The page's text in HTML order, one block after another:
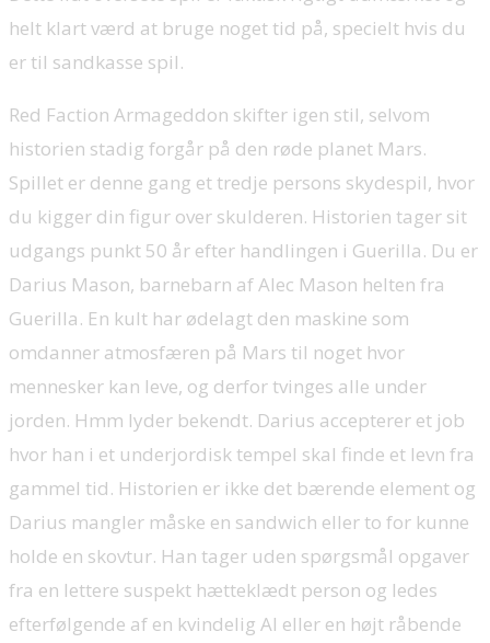
helt klart værd at bruge noget tid på, specielt hvis du
er til sandkasse spil.
Red Faction Armageddon skifter igen stil, selvom
historien stadig forgår på den røde planet Mars.
Spillet er denne gang et tredje persons skydespil, hvor
du kigger din figur over skulderen. Historien tager sit
udgangs punkt 50 år efter handlingen i Guerilla. Du er
Darius Mason, barnebarn af Alec Mason helten fra
Guerilla. En kult har ødelagt den maskine som
omdanner atmosfæren på Mars til noget hvor
mennesker kan leve, og derfor tvinges alle under
jorden. Hmm lyder bekendt. Darius accepterer et job
hvor han i et underjordisk tempel skal finde et levn fra
gammel tid. Historien er ikke det bærende element og
Darius mangler måske en sandwich eller to for kunne
holde en skovtur. Han tager uden spørgsmål opgaver
fra en lettere suspekt hætteklædt person og ledes
efterfølgende af en kvindelig AI eller en højt råbende